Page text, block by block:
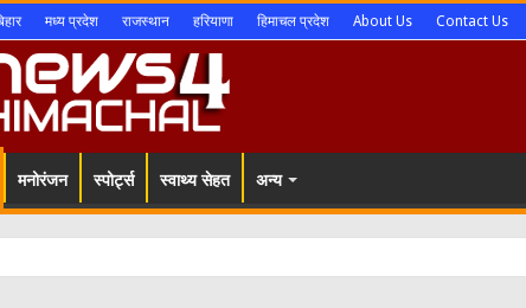
मध्य प्रदेश राजस्थान हरियाणा हिमाचल प्रदेश About Us Contact Us
मनोरंजन स्पोर्ट्स स्वाथ्य सेहत अन्य